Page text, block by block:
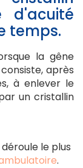
d'acuité
temps.
la gêne
après
à enlever le
un cristallin
le plus
.